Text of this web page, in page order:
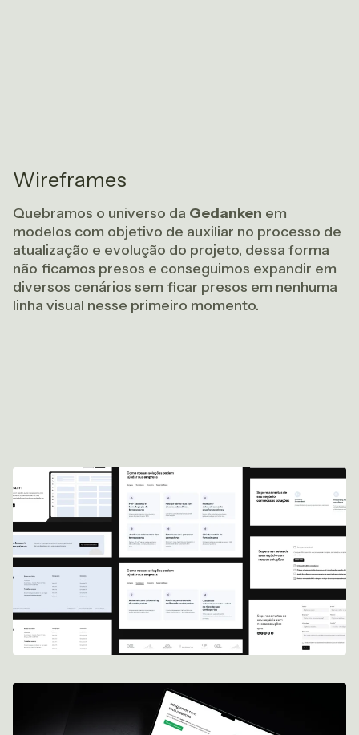
Wireframes
Quebramos o universo da Gedanken em
modelos com objetivo de auxiliar no processo de
atualização e evolução do projeto, dessa forma
não ficamos presos e conseguimos expandir em
diversos cenários sem ficar presos em nenhuma
linha visual nesse primeiro momento.